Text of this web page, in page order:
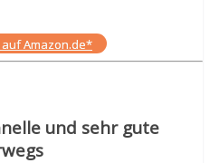
Amazon.de*
und sehr gute